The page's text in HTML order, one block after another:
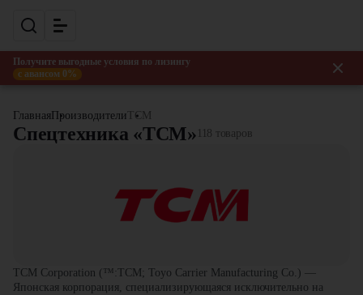
Получите выгодные условия по лизингу
с авансом 0%
Главная Производители TCM
Спецтехника «TCM» 118 товаров
TCM Corporation (™:TCM; Toyo Carrier Manufacturing Co.) —
Японская корпорация, специализирующаяся исключительно на